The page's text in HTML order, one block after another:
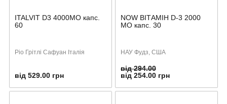
ITALVIT D3 4000МО капс.
60
Ріо Грітлі Сафуан Італія
від 529.00 грн
NOW ВІТАМІН D-3 2000
МО капс. 30
НАУ Фудз, США
від 294.00
від 254.00 грн